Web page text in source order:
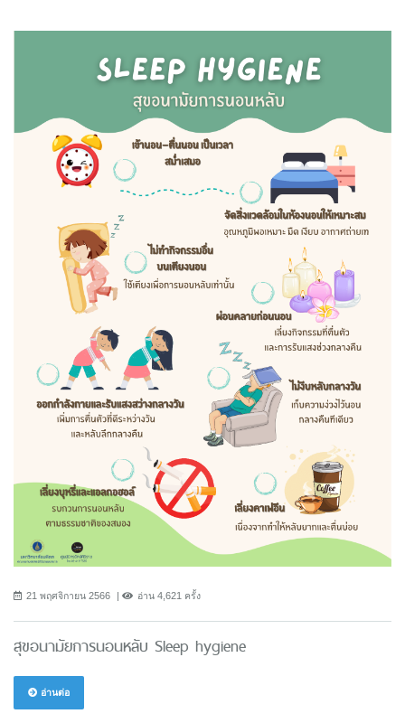
21 พฤศจิกายน 2566 อ่าน 4,621 ครั้ง
สุขอนามัยการนอนหลับ Sleep hygiene
อ่านต่อ